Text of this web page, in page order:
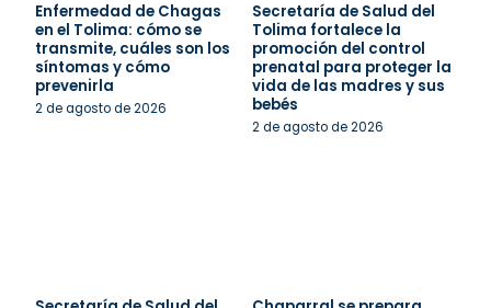
Enfermedad de Chagas
en el Tolima: cómo se
transmite, cuáles son los
síntomas y cómo
prevenirla
2 de agosto de 2026
Secretaría de Salud del
Tolima fortalece la
promoción del control
prenatal para proteger la
vida de las madres y sus
bebés
2 de agosto de 2026